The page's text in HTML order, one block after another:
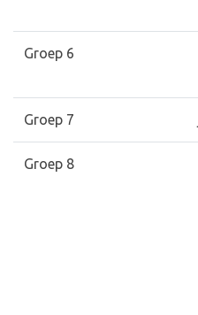
Groep 6
Groep 7
Groep 8